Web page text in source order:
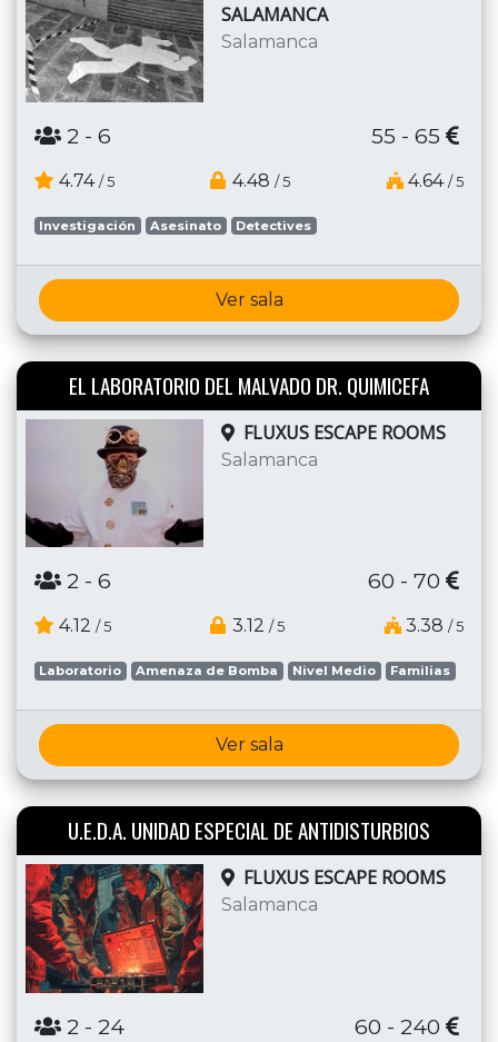
SALAMANCA
Salamanca
2 - 6 55 - 65
4.74 / 5 4.48 / 5 4.64 / 5
Investigación Asesinato Detectives
Ver sala
EL LABORATORIO DEL MALVADO DR. QUIMICEFA
FLUXUS ESCAPE ROOMS
Salamanca
2 - 6 60 - 70
4.12 / 5 3.12 / 5 3.38 / 5
Laboratorio Amenaza de Bomba Nivel Medio Familias
Ver sala
U.E.D.A. UNIDAD ESPECIAL DE ANTIDISTURBIOS
FLUXUS ESCAPE ROOMS
Salamanca
2 - 24 60 - 240